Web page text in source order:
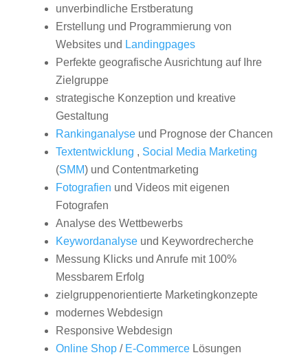
unverbindliche Erstberatung
Erstellung und Programmierung von
Websites und Landingpages
Perfekte geografische Ausrichtung auf Ihre
Zielgruppe
strategische Konzeption und kreative
Gestaltung
Rankinganalyseund Prognose der Chancen
Textentwicklung , Social Media Marketing
(SMM) und Contentmarketing
Fotografien und Videos mit eigenen
Fotografen
Analyse des Wettbewerbs
Keywordanalyseund Keywordrecherche
Messung Klicks und Anrufe mit 100%
Messbarem Erfolg
zielgruppenorientierte Marketingkonzepte
modernes Webdesign
Responsive Webdesign
Online Shop/ E-CommerceLösungen